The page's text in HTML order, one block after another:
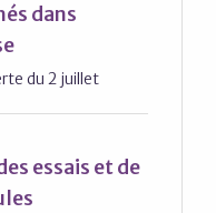
dans
du 2 juillet
essais et de